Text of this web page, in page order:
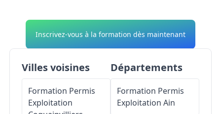
Inscrivez-vous à la formation dès maintenant
Villes voisines
Formation Permis
Exploitation
Départements
Formation Permis
Exploitation Ain